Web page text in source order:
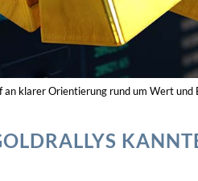
an klarer Orientierung rund um Wert